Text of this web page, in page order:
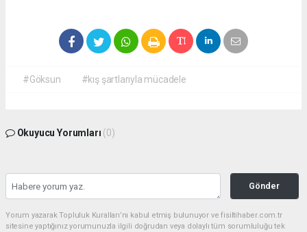
#Göksun #kış şartlarıyla mücadele
Okuyucu Yorumları (0)
Gönder
Yorum yazarak Topluluk Kuralları’nı kabul etmiş bulunuyor ve fisiltihaber.com.tr
sitesine yaptığınız yorumunuzla ilgili doğrudan veya dolaylı tüm sorumluluğu tek